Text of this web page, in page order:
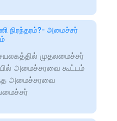
நிரந்தரம்?- அமைச்சர்
முதலமைச்சர்
அமைச்சரவை கூட்டம்
அமைச்சரவை